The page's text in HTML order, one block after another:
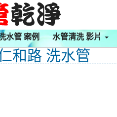
水管 案例 水管清洗 影片
和路 洗水管